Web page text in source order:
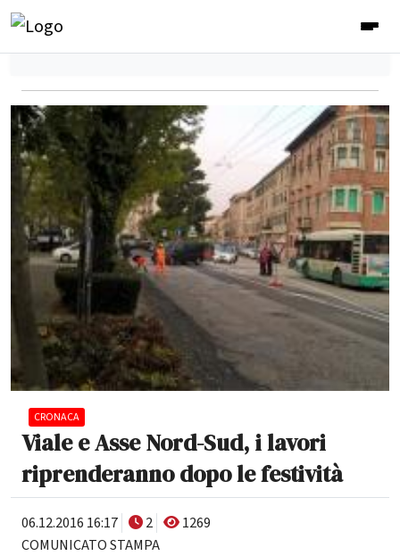
CRONACA
Viale e Asse Nord-Sud, i lavori
riprenderanno dopo le festività
06.12.2016 16:17 2
1269
COMUNICATO STAMPA